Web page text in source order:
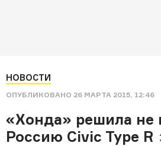
НОВОСТИ
ОПУБЛИКОВАНО 26 МАРТА 2015, 12:46
«Хонда» решила не
Россию Civic Type R